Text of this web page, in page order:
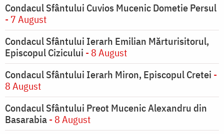
Condacul Sfântului Cuvios Mucenic Dometie Persul
- 7 August
Condacul Sfântului Ierarh Emilian Mărturisitorul,
Episcopul Cizicului - 8 August
Condacul Sfântului Ierarh Miron, Episcopul Cretei -
8 August
Condacul Sfântului Preot Mucenic Alexandru din
Basarabia- 8 August